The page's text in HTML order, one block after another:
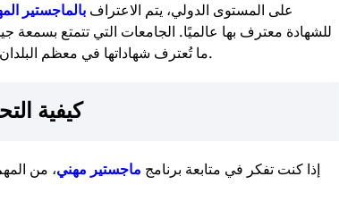
على المستوى الدولي، يتم الاعتراف بالماجستير
للشهادة معترف بها عالميًا. الجامعات التي تتمتع بسمعة
ما تُعترف شهاداتها في معظم البلدان. ومع ذلك، قد تختلف متطلبات الاعتراف من دولة لأخرى.
كيفية
إذا كنت تفكر في متابعة برنامج ماجستير مهني، من